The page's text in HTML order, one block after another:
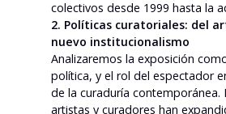
colectivos desde 1999 hasta la
2. Políticas curatoriales: del
nuevo institucionalismo
Analizaremos la exposición
política, y el rol del espectador
de la curaduría contemporánea.
artistas y curadores han